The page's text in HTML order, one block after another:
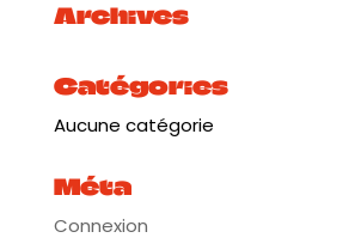
Archives
Catégories
Aucune catégorie
Méta
Connexion